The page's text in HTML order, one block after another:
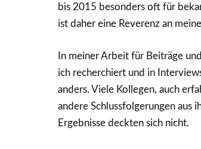
bis 2015 besonders oft für
ist daher eine Reverenz an
In meiner Arbeit für Beiträge
ich recherchiert und in
anders. Viele Kollegen, auch
andere Schlussfolgerungen aus
Ergebnisse deckten sich nicht.